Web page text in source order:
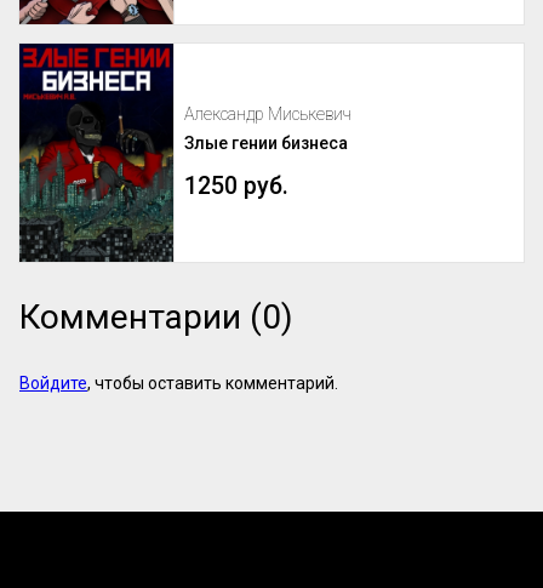
Александр Миськевич
Злые гении бизнеса
1250 руб.
Комментарии (0)
Войдите, чтобы оставить комментарий.